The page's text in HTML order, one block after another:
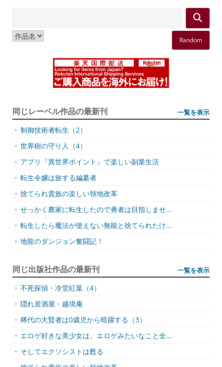
Random
同じレーベル作品の最新刊 一覧を表示
・ 制御技術者転生（2）
・ 世界樹の守り人（4）
・ アプリ『異世界ポイント』で楽しい副業生活
・ 転生令嬢は旅する編纂者
・ 捨てられ貴族の楽しい領地改革
・ せっかく農家に転生したので勇者は目指しませ...
・ 転生したら魔法が使えない無能と捨てられたけ...
・ 地龍のダンジョン奮闘記！
同じ出版社作品の最新刊 一覧を表示
・ 不死探偵・冷堂紅葉（4）
・ 隠れ居酒屋・越境庵
・ 稀代の大賢者は0歳児から暗躍する（3）
・ エロゲ好きな美少女は、エロゲみたいなこと全...
・ そしてエクソシストは甦る